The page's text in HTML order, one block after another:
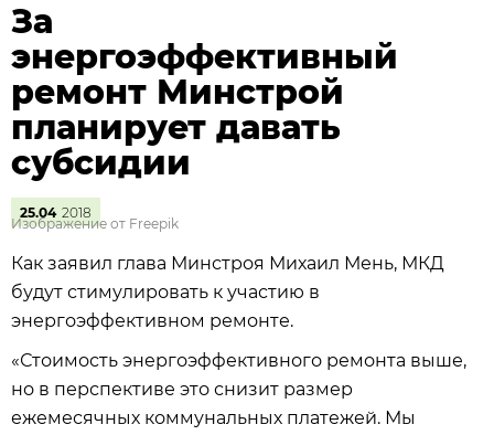
За
энергоэффективный
ремонт Минстрой
планирует давать
субсидии
25.04 2018
Изображение от Freepik
Как заявил глава Минстроя Михаил Мень, МКД
будут стимулировать к участию в
энергоэффективном ремонте.
«Стоимость энергоэффективного ремонта выше,
но в перспективе это снизит размер
ежемесячных коммунальных платежей. Мы